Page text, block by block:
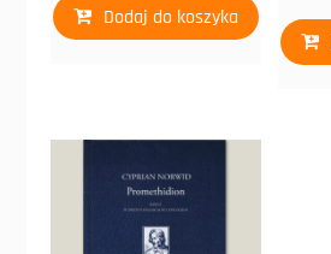
Dodaj do koszyka